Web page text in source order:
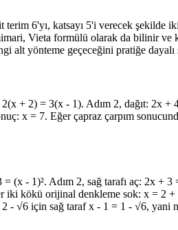
6'yı, katsayı 5'i verecek şekilde
Vieta formülü olarak da bilinir ve
alt yönteme geçeceğini pratiğe
+ 2) = 3(x - 1). Adım 2, dağıt: 2x
x = 7. Eğer çapraz çarpım
- 1)². Adım 2, sağ tarafı aç: 2x +
kökü orijinal denkleme sok: x =
- √6 için sağ taraf x - 1 = 1 - √6,